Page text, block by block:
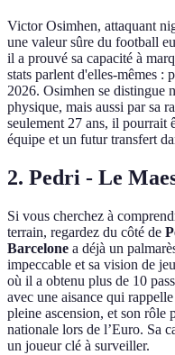
Victor Osimhen, attaquant
une valeur sûre du football
il a prouvé sa capacité à
stats parlent d'elles-mêmes :
2026. Osimhen se distingue
physique, mais aussi par sa
seulement 27 ans, il pourrait
équipe et un futur transfert
2. Pedri - Le
Si vous cherchez à
terrain, regardez du côté de
Barcelone a déjà un
impeccable et sa vision de
où il a obtenu plus de 10
avec une aisance qui
pleine ascension, et son rôle
nationale lors de l’Euro. Sa
un joueur clé à surveiller.